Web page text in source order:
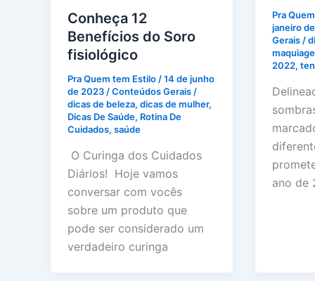
Conheça 12
Benefícios do Soro
fisiológico
Pra Quem tem Estilo /14 de junho
de 2023 /Conteúdos Gerais /
dicas de beleza, dicas de mulher,
Dicas De Saúde, Rotina De
Cuidados, saúde
O Curinga dos Cuidados
Diários! Hoje vamos
conversar com vocês
sobre um produto que
pode ser considerado um
verdadeiro curinga
Pra
janeiro
Gerais/
2022,
ano de